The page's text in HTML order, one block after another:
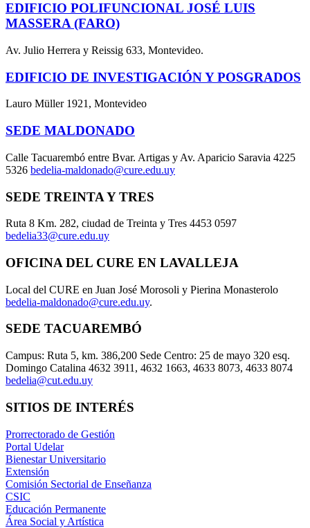
EDIFICIO POLIFUNCIONAL JOSÉ LUIS
MASSERA (FARO)
Av. Julio Herrera y Reissig 633, Montevideo.
EDIFICIO DE INVESTIGACIÓN Y POSGRADOS
Lauro Müller 1921, Montevideo
SEDE MALDONADO
Calle Tacuarembó entre Bvar. Artigas y Av. Aparicio Saravia 4225
5326 bedelia-maldonado@cure.edu.uy
SEDE TREINTA Y TRES
Ruta 8 Km. 282, ciudad de Treinta y Tres 4453 0597
bedelia33@cure.edu.uy
OFICINA DEL CURE EN LAVALLEJA
Local del CURE en Juan José Morosoli y Pierina Monasterolo
bedelia-maldonado@cure.edu.uy.
SEDE TACUAREMBÓ
Campus: Ruta 5, km. 386,200 Sede Centro: 25 de mayo 320 esq.
Domingo Catalina 4632 3911, 4632 1663, 4633 8073, 4633 8074
bedelia@cut.edu.uy
SITIOS DE INTERÉS
Prorrectorado de Gestión
Portal Udelar
Bienestar Universitario
Extensión
Comisión Sectorial de Enseñanza
CSIC
Educación Permanente
Área Social y Artística